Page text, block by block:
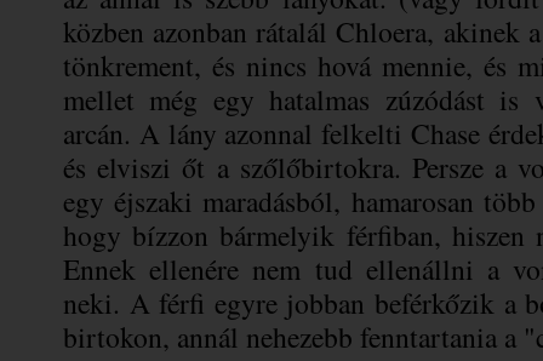
közben azonban rátalál Chloera, akinek
tönkrement, és nincs hová mennie, és
mellet még egy hatalmas zúzódást is
arcán. A lány azonnal felkelti Chase
és elviszi őt a szőlőbirtokra. Persze a
egy éjszaki maradásból, hamarosan
hogy bízzon bármelyik férfiban, hiszen
Ennek ellenére nem tud ellenállni a
neki. A férfi egyre jobban beférkőzik a
birtokon, annál nehezebb fenntartania a